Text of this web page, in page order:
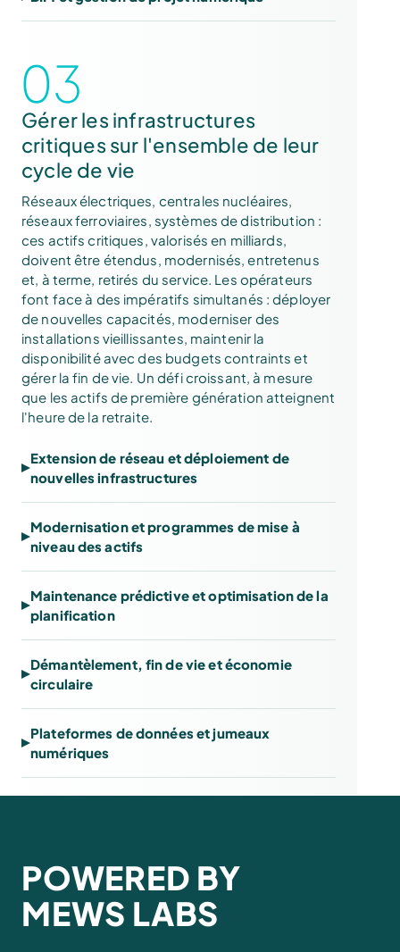
03
Gérer les infrastructures
critiques sur l'ensemble de leur
cycle de vie
Réseaux électriques, centrales nucléaires,
réseaux ferroviaires, systèmes de distribution :
ces actifs critiques, valorisés en milliards,
doivent être étendus, modernisés, entretenus
et, à terme, retirés du service. Les opérateurs
font face à des impératifs simultanés : déployer
de nouvelles capacités, moderniser des
installations vieillissantes, maintenir la
disponibilité avec des budgets contraints et
gérer la fin de vie. Un défi croissant, à mesure
que les actifs de première génération atteignent
l'heure de la retraite.
Extension de réseau et déploiement de
nouvelles infrastructures
Modernisation et programmes de mise à
niveau des actifs
Maintenance prédictive et optimisation de la
planification
Démantèlement, fin de vie et économie
circulaire
Plateformes de données et jumeaux
numériques
POWERED BY
MEWS LABS